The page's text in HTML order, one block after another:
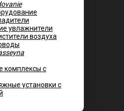
увлажнители
воздуха
комплексы с
установки с